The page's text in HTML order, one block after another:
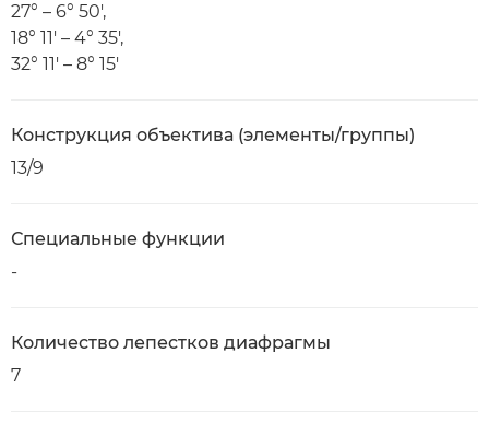
27° – 6° 50',
18° 11' – 4° 35',
32° 11' – 8° 15'
Конструкция объектива (элементы/группы)
13/9
Специальные функции
-
Количество лепестков диафрагмы
7